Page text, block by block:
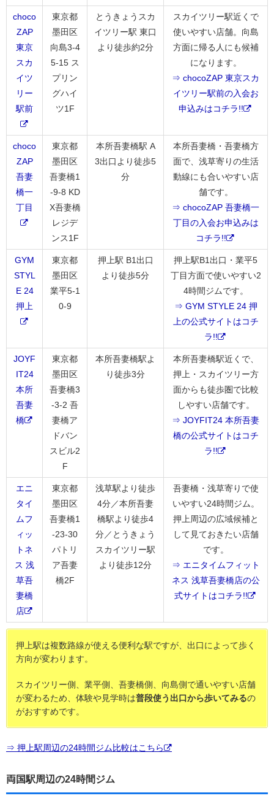
choco
ZAP
東京
スカ
イツ
リー
駅前
東京都
墨田区
向島3-4
5-15 ス
プリン
グハイ
ツ1F
とうきょうスカ
イツリー駅 東口
より徒歩約2分
スカイツリー駅近くで
使いやすい店舗。向島
方面に帰る人にも候補
になります。
⇒ chocoZAP 東京スカ
イツリー駅前の入会お
申込みはコチラ!!
choco
ZAP
吾妻
橋一
丁目
東京都
墨田区
吾妻橋1
-9-8 KD
X吾妻橋
レジデ
ンス1F
本所吾妻橋駅 A
3出口より徒歩5
分
本所吾妻橋・吾妻橋方
面で、浅草寄りの生活
動線にも合いやすい店
舗です。
⇒ chocoZAP 吾妻橋一
丁目の入会お申込みは
コチラ!!
GYM
STYL
E 24
押上
東京都
墨田区
業平5-1
0-9
押上駅 B1出口
より徒歩5分
押上駅B1出口・業平5
丁目方面で使いやすい2
4時間ジムです。
⇒ GYM STYLE 24 押
上の公式サイトはコチ
ラ!!
JOYF
IT24
本所
吾妻
橋
東京都
墨田区
吾妻橋3
-3-2 吾
妻橋ア
ドバン
スビル2
F
本所吾妻橋駅よ
り徒歩3分
本所吾妻橋駅近くで、
押上・スカイツリー方
面からも徒歩圏で比較
しやすい店舗です。
⇒ JOYFIT24 本所吾妻
橋の公式サイトはコチ
ラ!!
エニ
タイ
ムフ
ィッ
トネ
ス 浅
草吾
妻橋
店
東京都
墨田区
吾妻橋1
-23-30
パトリ
ア吾妻
橋2F
浅草駅より徒歩
4分／本所吾妻
橋駅より徒歩4
分／とうきょう
スカイツリー駅
より徒歩12分
吾妻橋・浅草寄りで使
いやすい24時間ジム。
押上周辺の広域候補と
して見ておきたい店舗
です。
⇒ エニタイムフィット
ネス 浅草吾妻橋店の公
式サイトはコチラ!!
押上駅は複数路線が使える便利な駅ですが、出口によって歩く
方向が変わります。
スカイツリー側、業平側、吾妻橋側、向島側で通いやすい店舗
が変わるため、体験や見学時は普段使う出口から歩いてみるの
がおすすめです。
⇒ 押上駅周辺の24時間ジム比較はこちら
両国駅周辺の24時間ジム